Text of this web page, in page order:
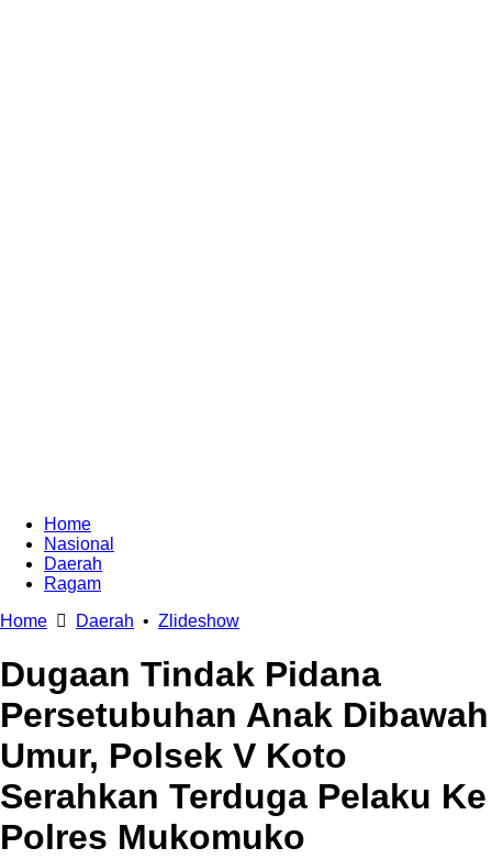
Home
Nasional
Daerah
Ragam
Home
Daerah • Zlideshow
Dugaan Tindak Pidana
Persetubuhan Anak Dibawah
Umur, Polsek V Koto
Serahkan Terduga Pelaku Ke
Polres Mukomuko